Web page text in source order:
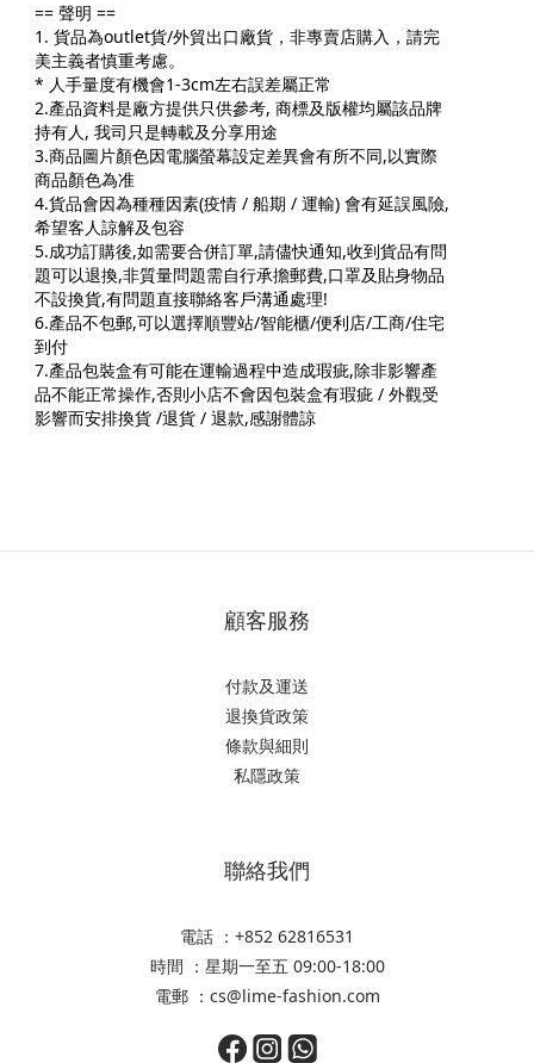
== 聲明 ==
1. 貨品為outlet貨/外貿出口廠貨，非專賣店購入，請完
美主義者慎重考慮。
* 人手量度有機會1-3cm左右誤差屬正常
2.產品資料是廠方提供只供參考, 商標及版權均屬該品牌
持有人, 我司只是轉載及分享用途
3.商品圖片顏色因電腦螢幕設定差異會有所不同,以實際
商品顏色為准
4.貨品會因為種種因素(疫情 / 船期 / 運輸) 會有延誤風險,
希望客人諒解及包容
5.成功訂購後,如需要合併訂單,請儘快通知,收到貨品有問
題可以退換,非質量問題需自行承擔郵費,口罩及貼身物品
不設換貨,有問題直接聯絡客戶溝通處理!
6.產品不包郵,可以選擇順豐站/智能櫃/便利店/工商/住宅
到付
7.產品包裝盒有可能在運輸過程中造成瑕疵,除非影響產
品不能正常操作,否則小店不會因包裝盒有瑕疵 / 外觀受
影響而安排換貨 /退貨 / 退款,感謝體諒
顧客服務
付款及運送
退換貨政策
條款與細則
私隱政策
聯絡我們
電話 ：+852 62816531
時間 ：星期一至五 09:00-18:00
電郵 ：cs@lime-fashion.com